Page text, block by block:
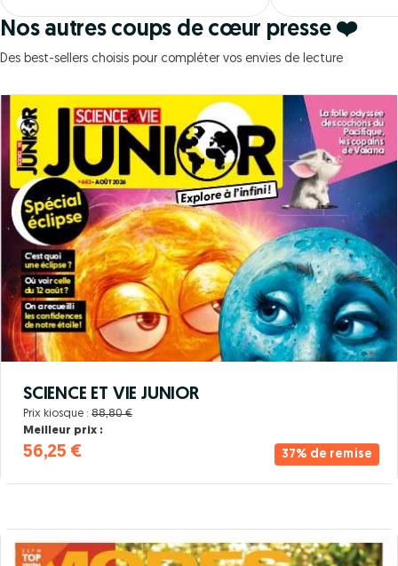
Nos autres coups de cœur presse ❤️
Des best-sellers choisis pour compléter vos envies de lecture
37% de remise
SCIENCE ET VIE JUNIOR
Prix kiosque : 88,80 €
Meilleur prix :
56,25 €